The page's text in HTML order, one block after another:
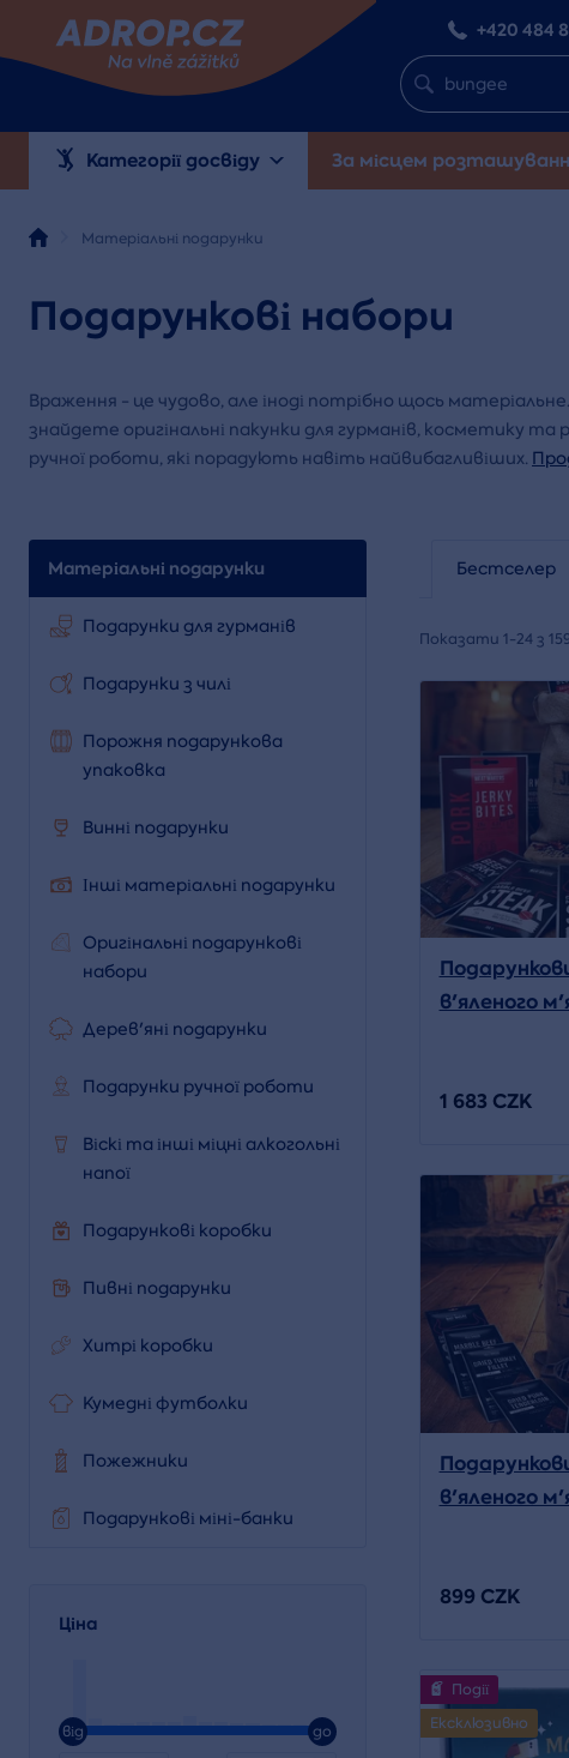
+420 484
Категорії досвіду За місцем
Матеріальні подарунки
Подарункові набори
Враження - це чудово, але іноді потрібно щось матеріальне.
знайдете оригінальні пакунки для гурманів, косметику та
ручної роботи, які порадують навіть найвибагливіших.
Матеріальні подарунки
Подарунки для гурманів
Подарунки з чилі
Порожня подарункова
упаковка
Винні подарунки
Інші матеріальні подарунки
Оригінальні подарункові
набори
Дерев'яні подарунки
Подарунки ручної роботи
Віскі та інші міцні алкогольні
напої
Подарункові коробки
Пивні подарунки
Хитрі коробки
Кумедні футболки
Пожежники
Подарункові міні-банки
Ціна
від
до
Бестселер
Показати 1-24 з
в'яленого
1 683 CZK
в'яленого
899 CZK
Події
Ексклюзивно